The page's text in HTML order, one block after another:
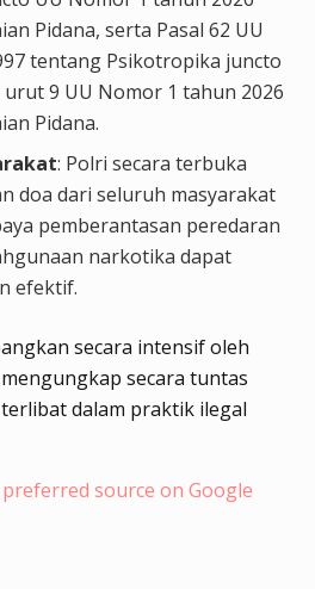
Pidana, serta Pasal 62 UU
tentang Psikotropika juncto
9 UU Nomor 1 tahun 2026
Pidana.
: Polri secara terbuka
doa dari seluruh masyarakat
pemberantasan peredaran
narkotika dapat
efektif.
secara intensif oleh
secara tuntas
dalam praktik ilegal
preferred source on Google